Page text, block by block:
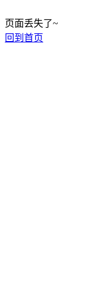
页面丢失了~
回到首页